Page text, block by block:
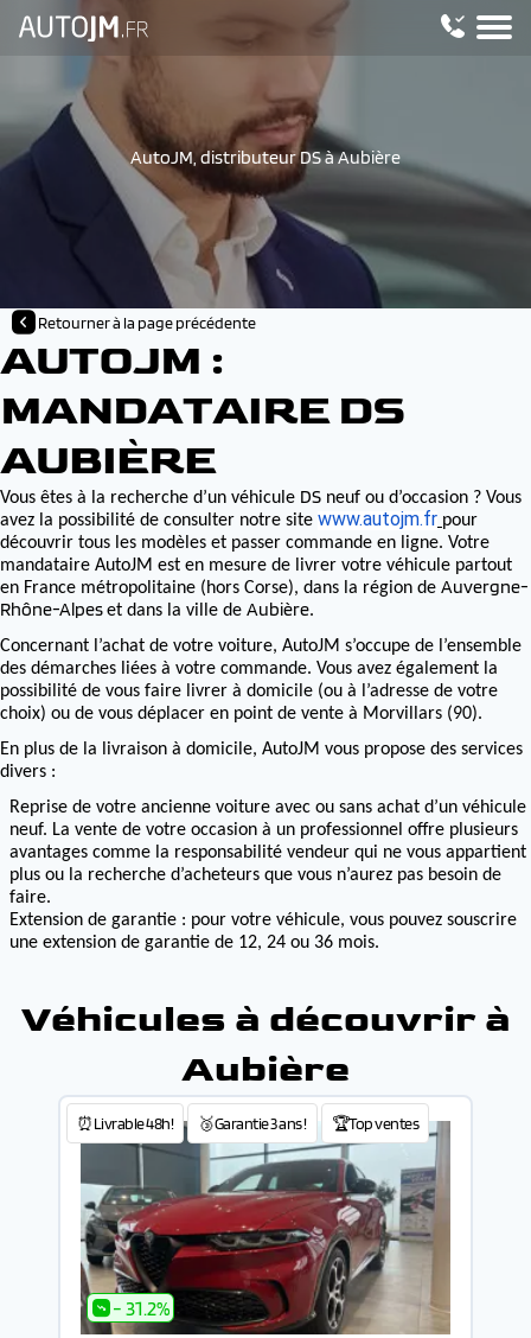
AutoJM, distributeur DS à Aubière
Retourner à la page précédente
AUTOJM :
MANDATAIRE DS
AUBIÈRE
Vous êtes à la recherche d’un véhicule DS neuf ou d’occasion ? Vous
avez la possibilité de consulter notre site www.autojm.fr pour
découvrir tous les modèles et passer commande en ligne. Votre
mandataire AutoJM est en mesure de livrer votre véhicule partout
en France métropolitaine (hors Corse), dans la région de Auvergne-
Rhône-Alpeset dans la ville de Aubière.
Concernant l’achat de votre voiture, AutoJM s’occupe de l’ensemble
des démarches liées à votre commande. Vous avez également la
possibilité de vous faire livrer à domicile (ou à l’adresse de votre
choix) ou de vous déplacer en point de vente à Morvillars (90).
En plus de la livraison à domicile, AutoJM vous propose des services
divers :
Reprise de votre ancienne voiture avec ou sans achat d’un véhicule
neuf. La vente de votre occasion à un professionnel offre plusieurs
avantages comme la responsabilité vendeur qui ne vous appartient
plus ou la recherche d’acheteurs que vous n’aurez pas besoin de
faire.
Extension de garantie : pour votre véhicule, vous pouvez souscrire
une extension de garantie de 12, 24 ou 36 mois.
Véhicules à découvrir à
Aubière
⏰Livrable 48h! 🥉Garantie 3 ans ! 🏆Top ventes
- 31.2%